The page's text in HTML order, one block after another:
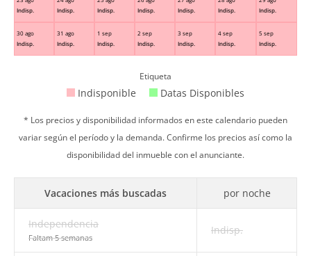
Indisp.
Indisp.
Indisp.
Indisp.
Indisp.
Indisp.
Indisp.
30 ago
Indisp.
31 ago
Indisp.
1 sep
Indisp.
2 sep
Indisp.
3 sep
Indisp.
4 sep
Indisp.
5 sep
Indisp.
Etiqueta
Indisponible Datas Disponibles
* Los precios y disponibilidad informados en este calendario pueden
variar según el período y la demanda. Confirme los precios así como la
disponibilidad del inmueble con el anunciante.
Vacaciones más buscadas por noche
Independencia
Faltam 5 semanas
Indisp.